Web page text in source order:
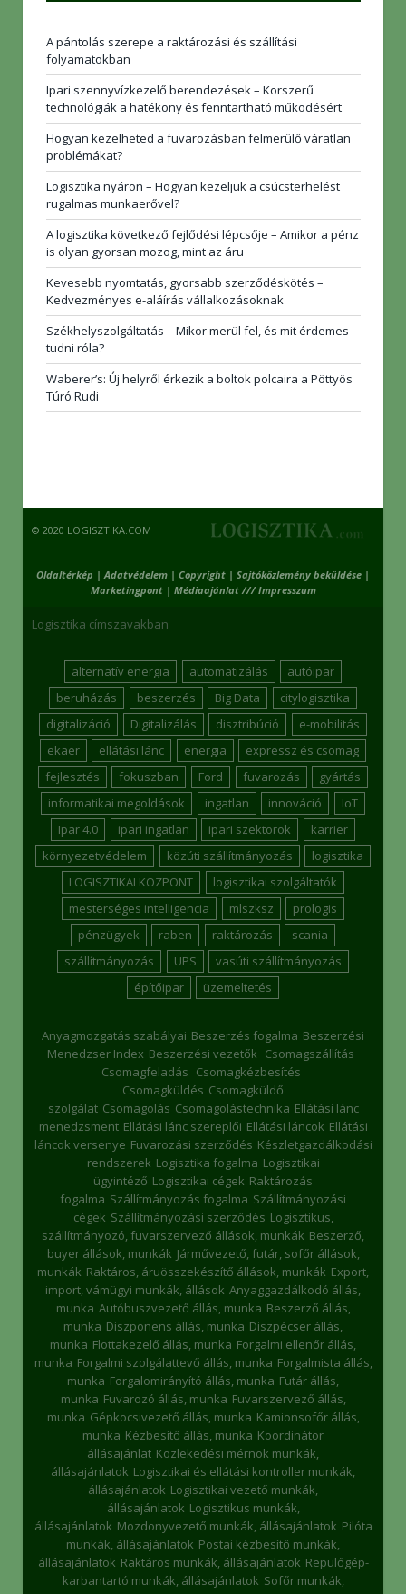
A pántolás szerepe a raktározási és szállítási
folyamatokban
Ipari szennyvízkezelő berendezések – Korszerű
technológiák a hatékony és fenntartható működésért
Hogyan kezelheted a fuvarozásban felmerülő váratlan
problémákat?
Logisztika nyáron – Hogyan kezeljük a csúcsterhelést
rugalmas munkaerővel?
A logisztika következő fejlődési lépcsője – Amikor a pénz
is olyan gyorsan mozog, mint az áru
Kevesebb nyomtatás, gyorsabb szerződéskötés –
Kedvezményes e-aláírás vállalkozásoknak
Székhelyszolgáltatás – Mikor merül fel, és mit érdemes
tudni róla?
Waberer’s: Új helyről érkezik a boltok polcaira a Pöttyös
Túró Rudi
© 2020 LOGISZTIKA.COM
Oldaltérkép |Adatvédelem | Copyright | Sajtóközlemény beküldése |
Marketingpont| Médiaajánlat /// Impresszum
Logisztika címszavakban
alternatív energia automatizálás
autóipar
beruházás
beszerzés Big Data
citylogisztika
digitalizáció
Digitalizálás disztribúció
e-mobilitás
ekaer
ellátási lánc energia
expressz és csomag
fejlesztés
fokuszban Ford fuvarozás
gyártás
informatikai megoldások
ingatlan innováció
IoT
Ipar 4.0
ipari ingatlan ipari szektorok
karrier
környezetvédelem
közúti szállítmányozás
logisztika
LOGISZTIKAI KÖZPONT
logisztikai szolgáltatók
mesterséges intelligencia
mlszksz
prologis
pénzügyek
raben raktározás
scania
szállítmányozás
UPS
vasúti szállítmányozás
építőipar
üzemeltetés
Anyagmozgatás szabályai Beszerzés fogalma Beszerzési
Menedzser Index Beszerzési vezetők Csomagszállítás
Csomagfeladás Csomagkézbesítés
Csomagküldés Csomagküldő
szolgálat Csomagolás Csomagolástechnika Ellátási lánc
menedzsment Ellátási lánc szereplői Ellátási láncok Ellátási
láncok versenye Fuvarozási szerződés Készletgazdálkodási
rendszerek Logisztika fogalma Logisztikai
ügyintéző Logisztikai cégek Raktározás
fogalma Szállítmányozás fogalma Szállítmányozási
cégek Szállítmányozási szerződés Logisztikus,
szállítmányozó, fuvarszervező állások, munkák Beszerző,
buyer állások, munkák Járművezető, futár, sofőr állások,
munkák Raktáros, áruösszekészítő állások, munkák Export,
import, vámügyi munkák, állások Anyaggazdálkodó állás,
munka Autóbuszvezető állás, munka Beszerző állás,
munka Diszponens állás, munka Diszpécser állás,
munka Flottakezelő állás, munka Forgalmi ellenőr állás,
munka Forgalmi szolgálattevő állás, munka Forgalmista állás,
munka Forgalomirányító állás, munka Futár állás,
munka Fuvarozó állás, munka Fuvarszervező állás,
munka Gépkocsivezető állás, munka Kamionsofőr állás,
munka Kézbesítő állás, munka Koordinátor
állásajánlat Közlekedési mérnök munkák,
állásajánlatok Logisztikai és ellátási kontroller munkák,
állásajánlatok Logisztikai vezető munkák,
állásajánlatok Logisztikus munkák,
állásajánlatok Mozdonyvezető munkák, állásajánlatok Pilóta
munkák, állásajánlatok Postai kézbesítő munkák,
állásajánlatok Raktáros munkák, állásajánlatok Repülőgép-
karbantartó munkák, állásajánlatok Sofőr munkák,